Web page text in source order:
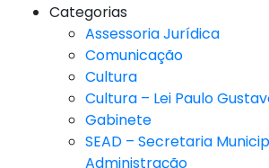
Categorias
Assessoria Jurídica
Comunicação
Cultura
Cultura – Lei Paulo
Gabinete
SEAD – Secretaria
Administração